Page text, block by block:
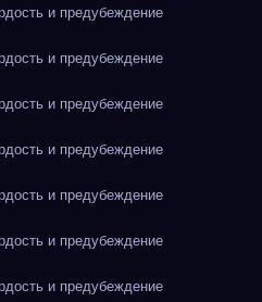
и предубеждение
и предубеждение
и предубеждение
и предубеждение
и предубеждение
и предубеждение
и предубеждение